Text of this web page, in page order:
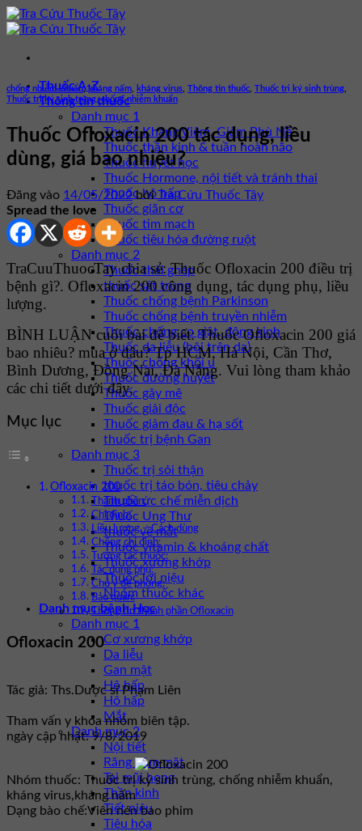
Bỏ
qua
dung
Thuốc A-Z
Thông tin thuốc
Danh mục 1
Thuốc Kháng Viêm, Giảm Phù Nề
Thuốc thần kinh & tuần hoàn não
Thuốc huyết học
Thuốc Hormone, nội tiết và tránh thai
Thuốc hô hấp
Thuốc giãn cơ
Thuốc tim mạch
Thuốc tiêu hóa đường ruột
Danh mục 2
Thuốc thải ghép
thuốc sát trùng
Thuốc chống bệnh Parkinson
Thuốc chống bệnh truyền nhiễm
Thuốc chống co giật, động kinh
Thuốc da liễu (bôi trên da)
Thuốc chống khối u
Thuốc đường huyết
Thuốc gây mê
Thuốc giải độc
Thuốc giảm đau & hạ sốt
thuốc trị bệnh Gan
Danh mục 3
Thuốc trị sỏi thận
thuốc trị táo bón, tiêu chảy
Thuốc ức chế miễn dịch
Thuốc Ung Thư
thuốc về mắt
Thuốc vitamin & khoáng chất
Thuốc xương khớp
Thuốc lợi niệu
Nhóm thuốc khác
Danh mục bệnh Học
Danh mục 1
Cơ xương khớp
Da liễu
Gan mật
Hô hấp
Hô hấp
Mắt
Danh mục 2
Nội tiết
Răng hàm mặt
Tai mũi họng
Thần kinh
Tiết niệu
Tiêu hóa
chống nhiễm khuẩn,kháng nấm kháng virus Thông tin thuốc Thuốc trị ký sinh trùng
Thuốc trị ký sinh trùng, chống nhiễm khuẩn
Thuốc Ofloxacin 200 tác dụng, liều
dùng, giá bao nhiêu?
Đăng vào 14/05/2022 bởiTra Cứu Thuốc Tây
Spread the love
TraCuuThuocTay chia sẻ: Thuốc Ofloxacin 200 điều trị
bệnh gì?. Ofloxacin 200 công dụng, tác dụng phụ, liều
lượng.
BÌNH LUẬN cuối bài để biết: Thuốc Ofloxacin 200 giá
bao nhiêu? mua ở đâu? Tp HCM, Hà Nội, Cần Thơ,
Bình Dương, Đồng Nai, Đà Nẵng. Vui lòng tham khảo
các chi tiết dưới đây.
Mục lục
Ofloxacin 200
Thành phần:
Chỉ định:
Liều lượng – Cách dùng
Chống chỉ định:
Tương tác thuốc:
Tác dụng phụ:
Chú ý đề phòng:
Bảo quản:
Thông tin thành phần Ofloxacin
Ofloxacin 200
Tác giả: Ths.Dược sĩ Phạm Liên
Tham vấn y khoa nhóm biên tập.
ngày cập nhật: 9/8/2019
Nhóm thuốc: Thuốc trị ký sinh trùng, chống nhiễm khuẩn,
kháng virus,kháng nấm
Dạng bào chế:Viên nén bao phim